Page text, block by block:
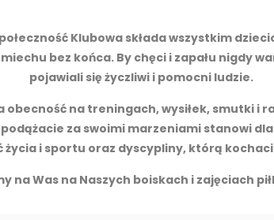
Klubowa składa wszystkim
bez końca. By chęci i zapału nigdy
pojawiali się życzliwi i pomocni ludzie.
na treningach, wysiłek, smutki i
za swoimi marzeniami stanowi
życia i sportu oraz dyscypliny, którą
na Was na Naszych boiskach i zajęciach